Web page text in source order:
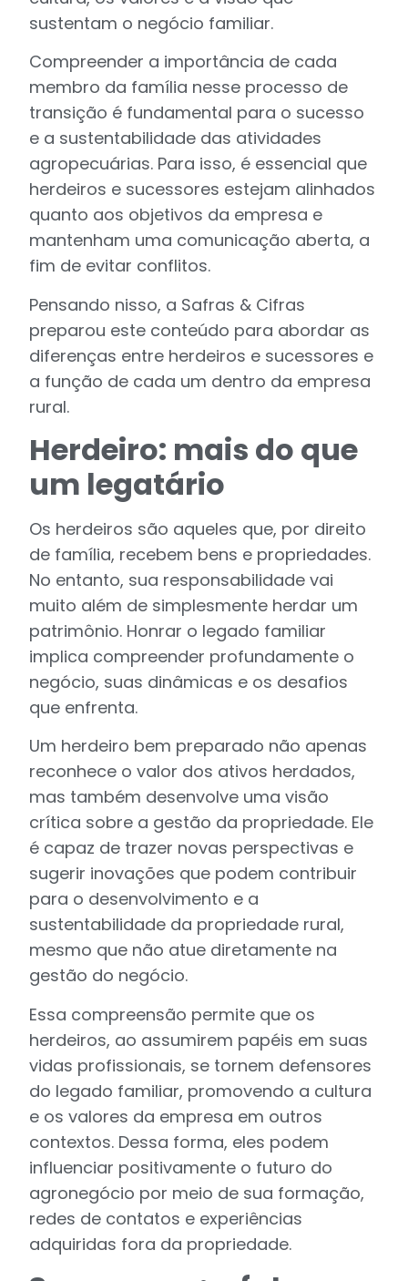
sustentam o negócio familiar.
Compreender a importância de cada
membro da família nesse processo de
transição é fundamental para o sucesso
e a sustentabilidade das atividades
agropecuárias. Para isso, é essencial que
herdeiros e sucessores estejam alinhados
quanto aos objetivos da empresa e
mantenham uma comunicação aberta, a
fim de evitar conflitos.
Pensando nisso, a Safras & Cifras
preparou este conteúdo para abordar as
diferenças entre herdeiros e sucessores e
a função de cada um dentro da empresa
rural.
Herdeiro: mais do que
um legatário
Os herdeiros são aqueles que, por direito
de família, recebem bens e propriedades.
No entanto, sua responsabilidade vai
muito além de simplesmente herdar um
patrimônio. Honrar o legado familiar
implica compreender profundamente o
negócio, suas dinâmicas e os desafios
que enfrenta.
Um herdeiro bem preparado não apenas
reconhece o valor dos ativos herdados,
mas também desenvolve uma visão
crítica sobre a gestão da propriedade. Ele
é capaz de trazer novas perspectivas e
sugerir inovações que podem contribuir
para o desenvolvimento e a
sustentabilidade da propriedade rural,
mesmo que não atue diretamente na
gestão do negócio.
Essa compreensão permite que os
herdeiros, ao assumirem papéis em suas
vidas profissionais, se tornem defensores
do legado familiar, promovendo a cultura
e os valores da empresa em outros
contextos. Dessa forma, eles podem
influenciar positivamente o futuro do
agronegócio por meio de sua formação,
redes de contatos e experiências
adquiridas fora da propriedade.